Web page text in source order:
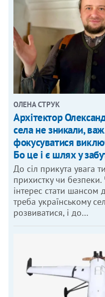
ОЛЕНА СТРУК
Архітектор
села не зникали,
фокусуватися
Бо це і є шлях у
До сіл прикута увага
прихистку чи
інтерес стати
треба українському
розвиватися, і до…